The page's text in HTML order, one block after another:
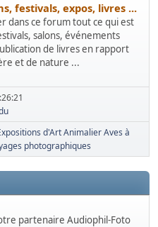
festivals, expos, livres ...
dans ce forum tout ce qui est
salons, événements
de livres en rapport
et de nature ...
d'Art Animalier Aves à
photographiques
partenaire Audiophil-Foto